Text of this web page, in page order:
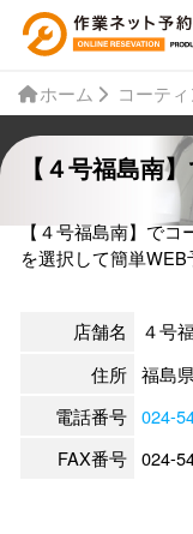
ホーム コーテ
【４号福島南
【４号福島南】でコ
を選択して簡単WEB
店舗名
４号
住所 福島
電話番号 024-
FAX番号 024-